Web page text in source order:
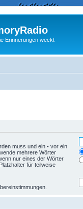
Erinnerungen weckt
muss und ein - vor ein
mehrere Wörter
nur eines der Wörter
für teilweise